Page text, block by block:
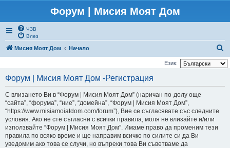
Форум | Мисия Моят Дом
ЧЗВ
Влез
Мисия Моят Дом Начало
ъ
Език:
Форум | Мисия Моят Дом -Регистрация
С влизането Ви в “Форум | Мисия Моят Дом” (наричан по-долу още
“сайта”, “форума”, “ние”, “домейна”, “Форум | Мисия Моят Дом”,
“https://www.misiamoiatdom.com/forum”), Вие се съгласявате със следните
условия. Ако не сте съгласни с всички правила, моля не влизайте и/или
използвайте “Форум | Мисия Моят Дом”. Имаме право да променим тези
правила по всяко време и ще направим всичко по силите си да Ви
уведомим ако това се случи, но въпреки това Ви съветваме да